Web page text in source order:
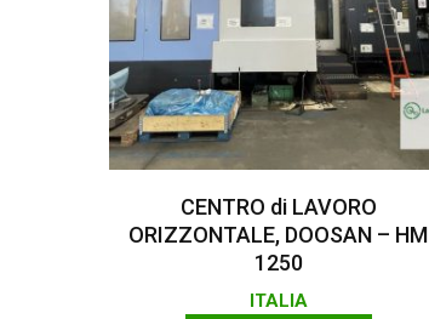
Leggi Tutto
CENTRO di LAVORO
ORIZZONTALE, DOOSAN – HM
1250
ITALIA